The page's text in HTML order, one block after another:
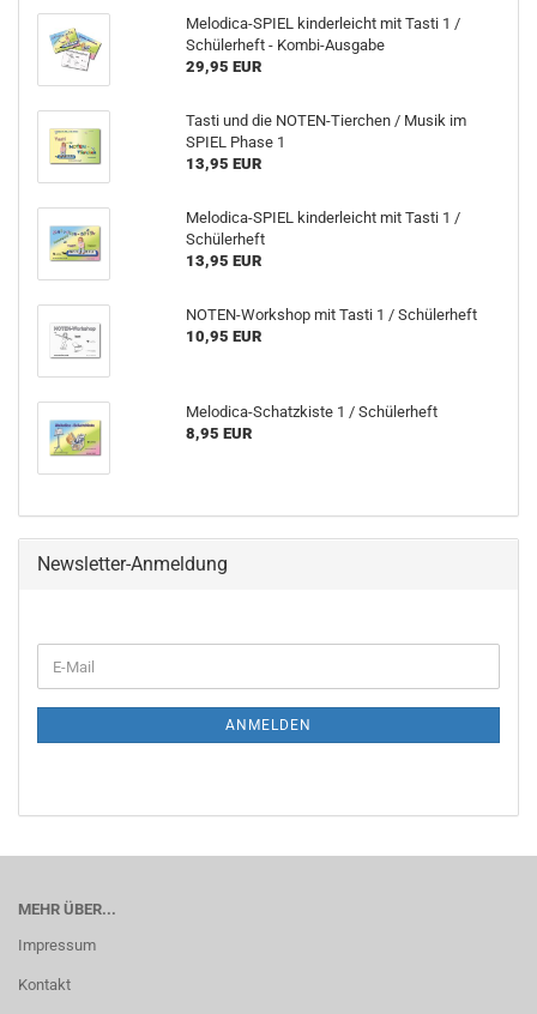
Melodica-​SPIEL kin­der­leicht mit Tasti 1 /
Schü­ler­heft - Kombi-​Ausgabe
29,95 EUR
Tasti und die NOTEN-​Tierchen / Musik im
SPIEL Phase 1
13,95 EUR
Melodica-​SPIEL kin­der­leicht mit Tasti 1 /
Schü­ler­heft
13,95 EUR
NOTEN-​Workshop mit Tasti 1 / Schü­ler­heft
10,95 EUR
Melodica-​Schatzkiste 1 / Schü­ler­heft
8,95 EUR
Newsletter-Anmeldung
ZUR
E-
Mail
ANMELDEN
MEHR ÜBER...
Impressum
Kontakt